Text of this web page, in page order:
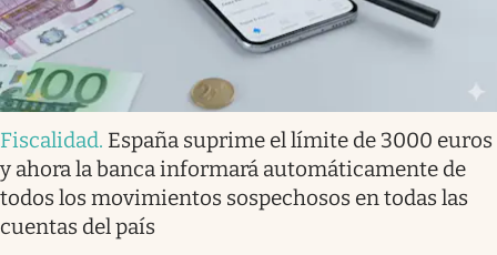
Fiscalidad. España suprime el límite de 3000 euros
y ahora la banca informará automáticamente de
todos los movimientos sospechosos en todas las
cuentas del país